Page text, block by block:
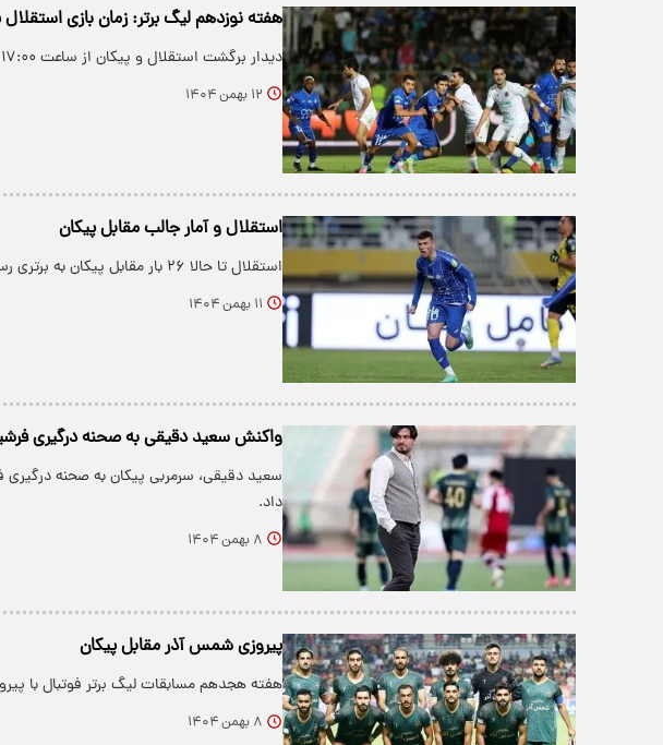
هفته نوزدهم لیگ برتر: زمان بازی
دیدار برگشت استقلال و پیکان از ساعت ۱۷:۰۰ آغاز خواهد شد.
۱۲ بهمن ۱۴۰۴
استقلال و آمار جالب مقابل پیکان
استقلال تا حالا ۲۶ بار مقابل پیکان به برتری رسیده است.
۱۱ بهمن ۱۴۰۴
واکنش سعید دقیقی به صحنه درگیری
سعید دقیقی، سرمربی پیکان به صحنه
داد.
۸ بهمن ۱۴۰۴
پیروزی شمس آذر مقابل پیکان
هفته هجدهم مسابقات لیگ برتر فوتبال با
۸ بهمن ۱۴۰۴